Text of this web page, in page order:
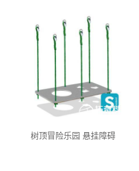
树顶冒险乐园 悬挂障碍